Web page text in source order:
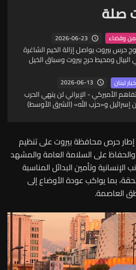
صلة
وقضاء 2026-06-23
حرس بيروت يواصل إزالة الخيم الشاغرة
البيال ومحيط حرج بيروت وسباق الخيل
لبنان 2026-06-13
الأميركي - الإيراني لن ينهي الحرب
إسرائيل و«حزب الله» (الشرق الأوسط)
حرص محافظة بيروت على تنظيم
والحفاظ على السلامة العامة والمشهد
الإنسانية وتأمين البدائل المناسبة
بما يواكب عودة الأوضاع إلى
العاصمة.